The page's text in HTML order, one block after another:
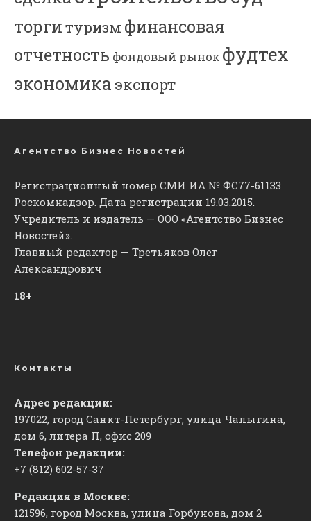
торгитуризм финансовая
отчетность фондовый рынок фудтех
экономика экспорт
Агентство Бизнес Новостей
Регистрационный номер СМИ ИА № ФС77-61133
Роскомнадзор. Дата регистрации 19.03.2015.
Учредитель и издатель — ООО «Агентство Бизнес
Новостей».
Главный редактор — Третьяков Олег
Александрович
18+
Контакты
Адрес редакции:
197022, город Санкт-Петербург, улица Чапыгина,
дом 6, литера П, офис 209
Телефон редакции:
+7 (812) 602-57-37
Редакция в Москве:
121596, город Москва, улица Горбунова, дом 2